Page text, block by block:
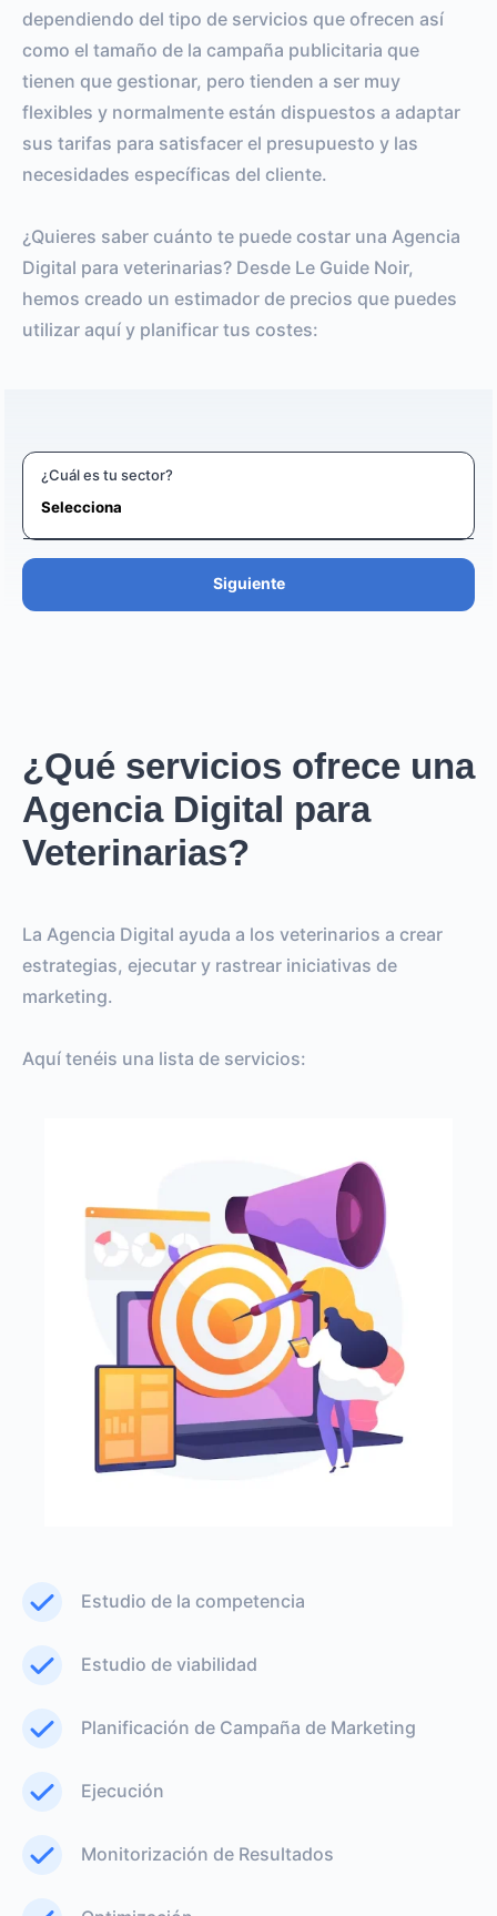
dependiendo del tipo de servicios que ofrecen así
como el tamaño de la campaña publicitaria que
tienen que gestionar, pero tienden a ser muy
flexibles y normalmente están dispuestos a adaptar
sus tarifas para satisfacer el presupuesto y las
necesidades específicas del cliente.
¿Quieres saber cuánto te puede costar una Agencia
Digital para veterinarias? Desde Le Guide Noir,
hemos creado un estimador de precios que puedes
utilizar aquí y planificar tus costes:
¿Cuál es tu sector?
Siguiente
¿Qué servicios ofrece una
Agencia Digital para
Veterinarias?
La Agencia Digital ayuda a los veterinarios a crear
estrategias, ejecutar y rastrear iniciativas de
marketing.
Aquí tenéis una lista de servicios:
Estudio de la competencia
Estudio de viabilidad
Planificación de Campaña de Marketing
Ejecución
Monitorización de Resultados